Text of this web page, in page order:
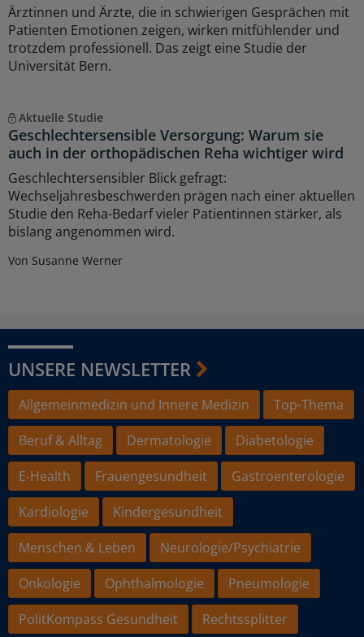
Ärztinnen und Ärzte, die in schwierigen Gesprächen mit
Patienten Emotionen zeigen, wirken mitfühlender und
trotzdem professionell. Das zeigt eine Studie der
Universität Bern.
Aktuelle Studie
Geschlechtersensible Versorgung: Warum sie
auch in der orthopädischen Reha wichtiger wird
Geschlechtersensibler Blick gefragt:
Wechseljahresbeschwerden prägen nach einer aktuellen
Studie den Reha-Bedarf vieler Patientinnen stärker, als
bislang angenommen wird.
Von Susanne Werner
UNSERE NEWSLETTER
Allgemeinmedizin und Innere Medizin
Top-Thema
Beruf & Alltag
Dermatologie
Diabetologie
E-Health
Frauengesundheit
Gastroenterologie
Kardiologie
Kindergesundheit
Menschen & Leben
Neurologie/Psychiatrie
Onkologie
Ophthalmologie
Pneumologie
PolitKompass Gesundheit
Rechtssplitter